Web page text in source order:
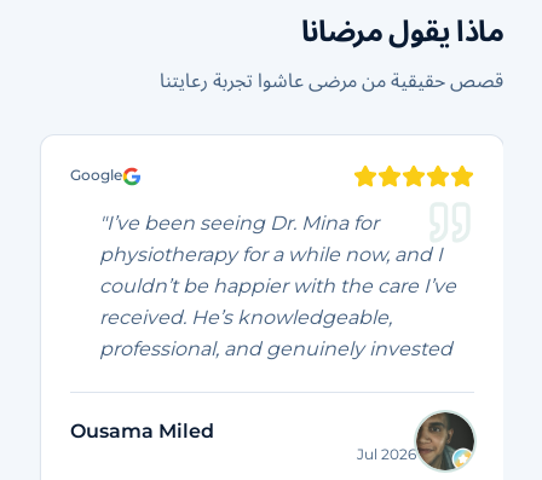
ماذا يقول مرضانا
قصص حقيقية من مرضى عاشوا تجربة رعايتنا
Google
"I’ve been seeing Dr. Mina for
physiotherapy for a while now, and I
couldn’t be happier with the care I’ve
received. He’s knowledgeable,
professional, and genuinely invested
in helping his patients recover. I’ve
seen real improvements in my pain
and mobility, and every session has
Ousama Miled
Jul 2026